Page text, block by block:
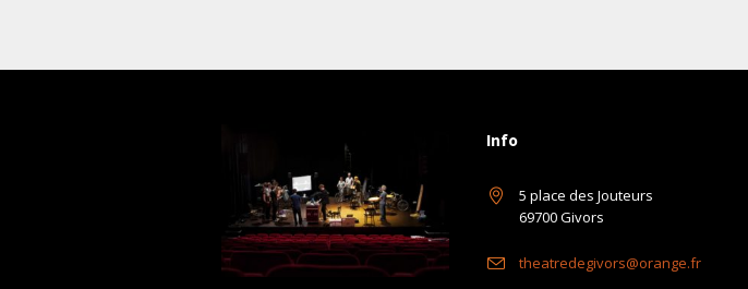
Info
5 place des Jouteurs
69700 Givors
theatredegivors@orange.fr